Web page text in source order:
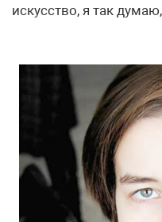
искусство, я так